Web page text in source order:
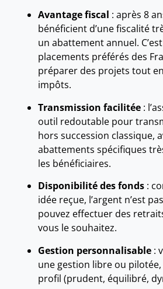
Avantage fiscal : après 8
bénéficient d’une fiscalité
un abattement annuel.
placements préférés des
préparer des projets tout
impôts.
Transmission facilitée :
outil redoutable pour
hors succession classique,
abattements spécifiques
les bénéficiaires.
Disponibilité des fonds :
idée reçue, l’argent n’est
pouvez effectuer des
vous le souhaitez.
Gestion personnalisable :
une gestion libre ou
profil (prudent, équilibré,